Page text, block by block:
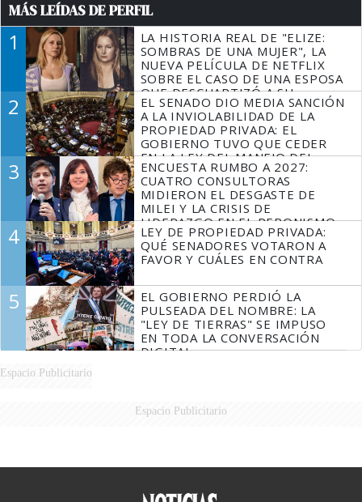
MÁS LEÍDAS DE PERFIL
1
LA HISTORIA REAL DE "ELIZE:
SOMBRAS DE UNA MUJER", LA
NUEVA PELÍCULA DE NETFLIX
SOBRE EL CASO DE UNA ESPOSA
QUE DESCUARTIZÓ A SU
MARIDO
2
EL SENADO DIO MEDIA SANCIÓN
A LA INVIOLABILIDAD DE LA
PROPIEDAD PRIVADA: EL
GOBIERNO TUVO QUE CEDER
EN LA LEY DEL MANEJO DEL
FUEGO
3
ENCUESTA RUMBO A 2027:
CUATRO CONSULTORAS
MIDIERON EL DESGASTE DE
MILEI Y LA CRISIS DE
LIDERAZGO EN EL PERONISMO
4
LEY DE PROPIEDAD PRIVADA:
QUÉ SENADORES VOTARON A
FAVOR Y CUÁLES EN CONTRA
5
EL GOBIERNO PERDIÓ LA
PULSEADA DEL NOMBRE: LA
"LEY DE TIERRAS" SE IMPUSO
EN TODA LA CONVERSACIÓN
DIGITAL
Espacio Publicitario
Espacio Publicitario